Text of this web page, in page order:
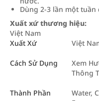
Dùng 2-3 lần một
Xuất xứ thương hiệu:
Việt Nam
Xuất Xứ
Việt
Cách Sử Dụng
Xem
Thông
Thành Phần
Water,